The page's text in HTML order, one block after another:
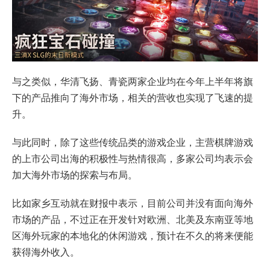
与之类似，华清飞扬、青瓷两家企业均在今年上半年将旗
下的产品推向了海外市场，相关的营收也实现了飞速的提
升。
与此同时，除了这些传统品类的游戏企业，主营棋牌游戏
的上市公司出海的积极性与热情很高，多家公司均表示会
加大海外市场的探索与布局。
比如家乡互动就在财报中表示，目前公司并没有面向海外
市场的产品，不过正在开发针对欧洲、北美及东南亚等地
区海外玩家的本地化的休闲游戏，预计在不久的将来便能
获得海外收入。